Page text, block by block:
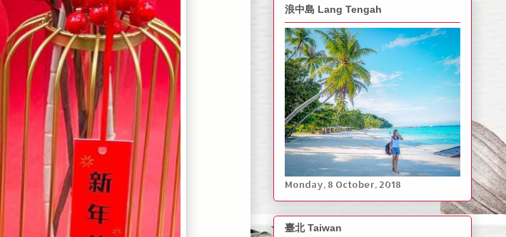
浪中島 Lang Tengah
Monday, ‎8 ‎October, ‎2018
臺北 Taiwan